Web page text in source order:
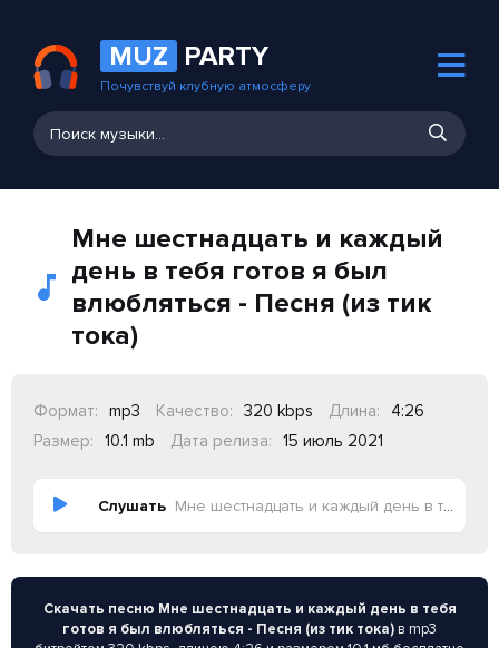
MUZ PARTY
Почувствуй клубную атмосферу
Мне шестнадцать и каждый
день в тебя готов я был
влюбляться - Песня (из тик
тока)
Формат: mp3 Качество: 320 kbps Длина:
4:26
Размер:
10.1 mb Дата релиза: 15 июль 2021
Слушать Мне шестнадцать и каждый день в тебя готов я был влюбляться - Песня (из тик тока)
Скачать песню Мне шестнадцать и каждый день в тебя
готов я был влюбляться - Песня (из тик тока) в mp3